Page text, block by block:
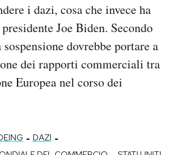
i dazi, cosa che invece ha
Joe Biden. Secondo
dovrebbe portare a
dei rapporti commerciali tra
Europea nel corso dei
- DAZI -